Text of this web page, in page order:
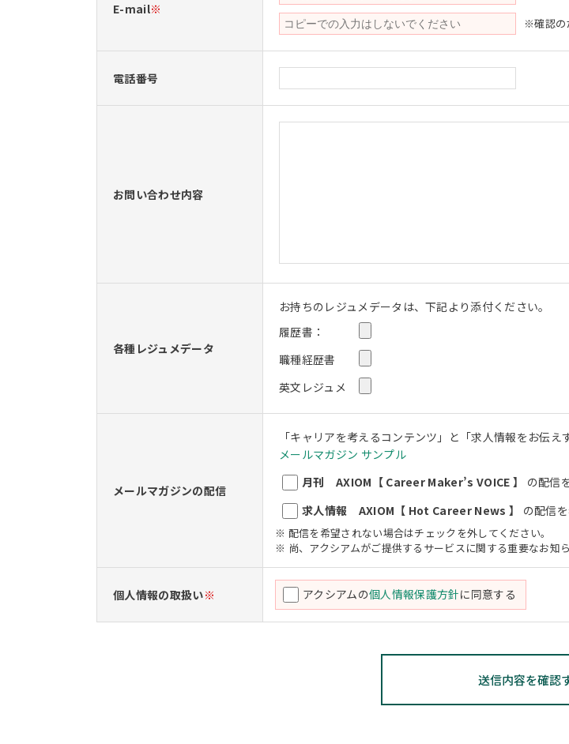
E-mail※
※確認の
電話番号
お問い合わせ内容
各種レジュメデータ
お持ちのレジュメデータは、下記より添付ください。
履歴書：
職種経歴書
英文レジュメ
メールマガジンの配信
「キャリアを考えるコンテンツ」と「求人情報をお伝え
メールマガジン サンプル
月刊 AXIOM【 Career Maker’s VOICE 】
の配信
求人情報 AXIOM【 Hot Career News 】
の配信
※ 配信を希望されない場合はチェックを外してください。
※ 尚、アクシアムがご提供するサービスに関する重要なお知
個人情報の取扱い※ アクシアムの個人情報保護方針に同意する